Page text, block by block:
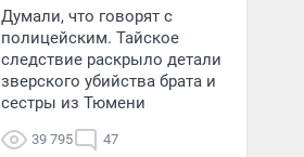
Думали, что говорят с
полицейским. Тайское
следствие раскрыло детали
зверского убийства брата и
сестры из Тюмени
39 795 47